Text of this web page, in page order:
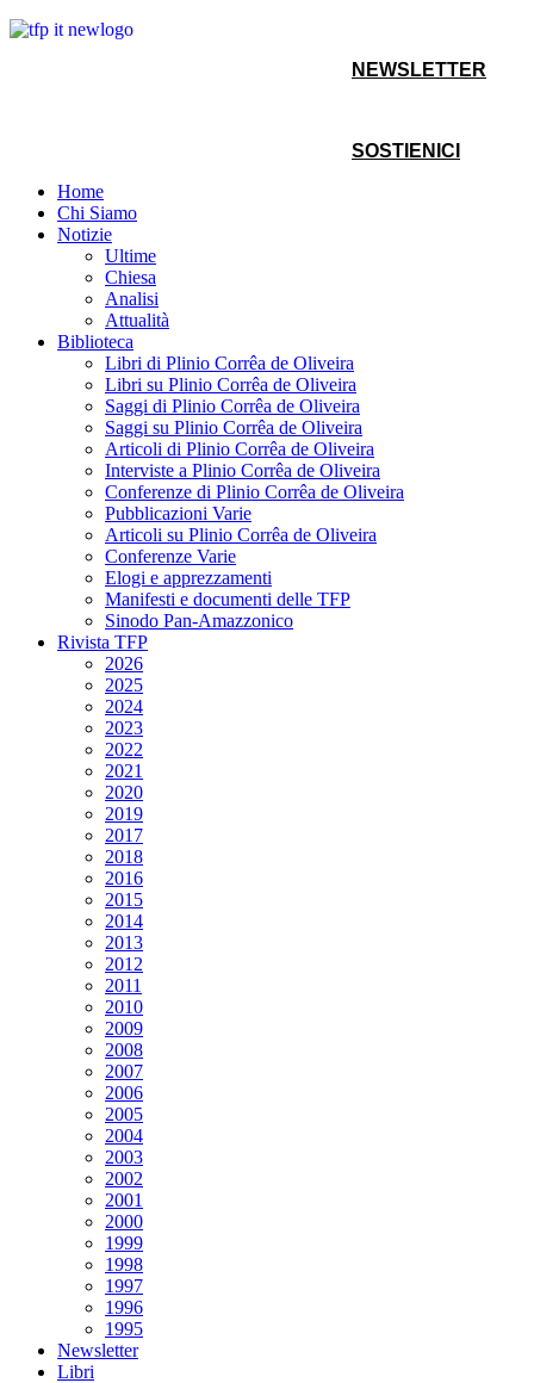
NEWSLETTER
SOSTIENICI
Home
Chi Siamo
Notizie
Ultime
Chiesa
Analisi
Attualità
Biblioteca
Libri di Plinio Corrêa de Oliveira
Libri su Plinio Corrêa de Oliveira
Saggi di Plinio Corrêa de Oliveira
Saggi su Plinio Corrêa de Oliveira
Articoli di Plinio Corrêa de Oliveira
Interviste a Plinio Corrêa de Oliveira
Conferenze di Plinio Corrêa de Oliveira
Pubblicazioni Varie
Articoli su Plinio Corrêa de Oliveira
Conferenze Varie
Elogi e apprezzamenti
Manifesti e documenti delle TFP
Sinodo Pan-Amazzonico
Rivista TFP
2026
2025
2024
2023
2022
2021
2020
2019
2017
2018
2016
2015
2014
2013
2012
2011
2010
2009
2008
2007
2006
2005
2004
2003
2002
2001
2000
1999
1998
1997
1996
1995
Newsletter
Libri